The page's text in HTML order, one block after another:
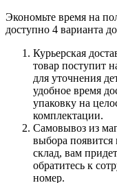
Экономьте время на
доступно 4 варианта
Курьерская
товар поступит
для уточнения
удобное время
упаковку на
комплектации.
Самовывоз из
выбора появится
склад, вам
обратитесь к
номер.